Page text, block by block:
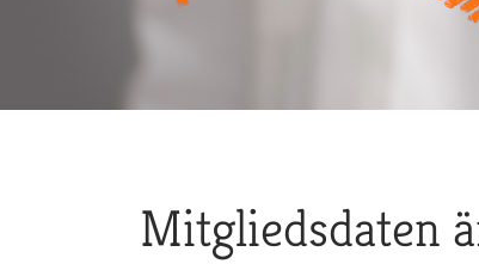
Mitgliedsdaten